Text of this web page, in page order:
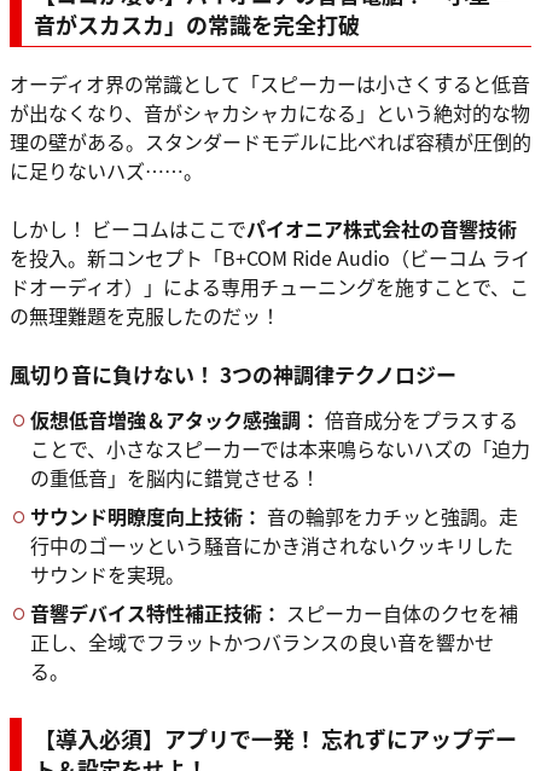
音がスカスカ」の常識を完全打破
オーディオ界の常識として「スピーカーは小さくすると低音
が出なくなり、音がシャカシャカになる」という絶対的な物
理の壁がある。スタンダードモデルに比べれば容積が圧倒的
に足りないハズ……。
しかし！ ビーコムはここでパイオニア株式会社の音響技術
を投入。新コンセプト「B+COM Ride Audio（ビーコム ライ
ドオーディオ）」による専用チューニングを施すことで、こ
の無理難題を克服したのだッ！
風切り音に負けない！ 3つの神調律テクノロジー
仮想低音増強＆アタック感強調： 倍音成分をプラスする
ことで、小さなスピーカーでは本来鳴らないハズの「迫力
の重低音」を脳内に錯覚させる！
サウンド明瞭度向上技術： 音の輪郭をカチッと強調。走
行中のゴーッという騒音にかき消されないクッキリした
サウンドを実現。
音響デバイス特性補正技術： スピーカー自体のクセを補
正し、全域でフラットかつバランスの良い音を響かせ
る。
【導入必須】アプリで一発！ 忘れずにアップデー